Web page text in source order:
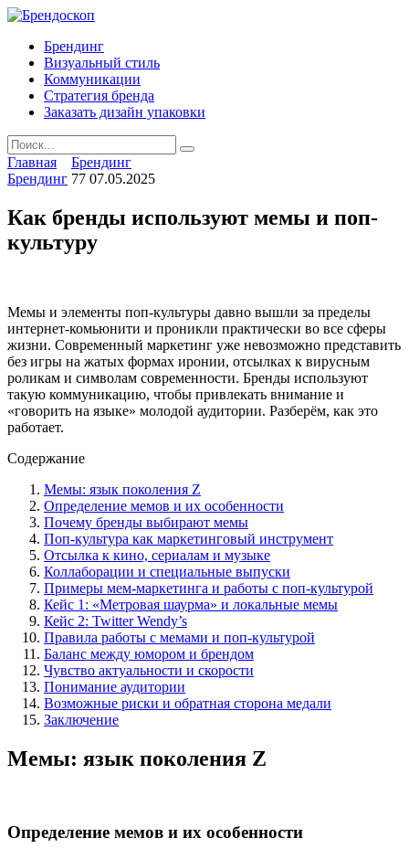
Skip
contentБрендинг
Визуальный стиль
Коммуникации
Стратегия бренда
Заказать дизайн упаковки
Search
for:
Главная
Брендинг
Брендинг 77 07.05.2025
Как бренды используют мемы и поп-
культуру
Мемы и элементы поп-культуры давно вышли за пределы
интернет-комьюнити и проникли практически во все сферы
жизни. Современный маркетинг уже невозможно представить
без игры на жатых формах иронии, отсылках к вирусным
роликам и символам современности. Бренды используют
такую коммуникацию, чтобы привлекать внимание и
«говорить на языке» молодой аудитории. Разберём, как это
работает.
Содержание
Мемы: язык поколения Z
Определение мемов и их особенности
Почему бренды выбирают мемы
Поп-культура как маркетинговый инструмент
Отсылка к кино, сериалам и музыке
Коллаборации и специальные выпуски
Примеры мем-маркетинга и работы с поп-культурой
Кейс 1: «Метровая шаурма» и локальные мемы
Кейс 2: Twitter Wendy’s
Правила работы с мемами и поп-культурой
Баланс между юмором и брендом
Чувство актуальности и скорости
Понимание аудитории
Возможные риски и обратная сторона медали
Заключение
Мемы: язык поколения Z
Определение мемов и их особенности